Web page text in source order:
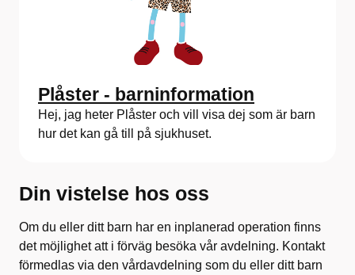
Plåster - barninformation
Hej, jag heter Plåster och vill visa dej som är barn
hur det kan gå till på sjukhuset.
Din vistelse hos oss
Om du eller ditt barn har en inplanerad operation finns
det möjlighet att i förväg besöka vår avdelning. Kontakt
förmedlas via den vårdavdelning som du eller ditt barn